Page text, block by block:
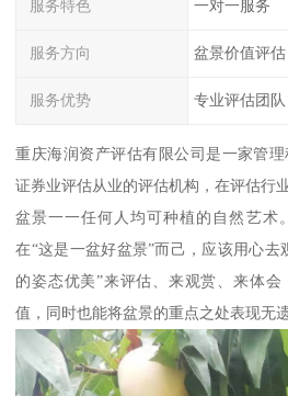
服务特色 一对一服务
服务方向 盆景价值评估
服务优势 专业评估团队
重庆海润资产评估有限公司是一家管
证券业评估从业的评估机构，在评估行
盆景一一任何人均可种植的自然艺术
在“这是一盆好盆景”而己，应该用心去
的姿态优美”来评估、来观赏、来体
值，同时也能将盆景的重点之处表现无遗